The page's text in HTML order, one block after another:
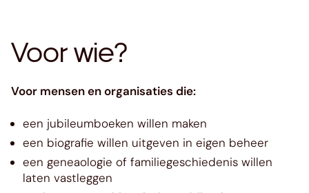
Voor wie?
Voor mensen en organisaties die:
een jubileumboeken willen maken
een biografie willen uitgeven in eigen beheer
een geneaologie of familiegeschiedenis willen
laten vastleggen